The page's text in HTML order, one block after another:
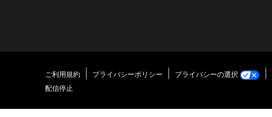
ご利用規約 プライバシーポリシー プライバシーの選択
配信停止